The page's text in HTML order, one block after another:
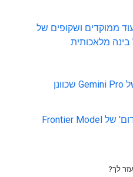
ממוקדים ושקופים של
מלאכותית
Bard עם כרטיס מערכת של Gemini Pro שכוונן
המשאבים בנושא 'צוות אדום' של Frontier Model
לך?